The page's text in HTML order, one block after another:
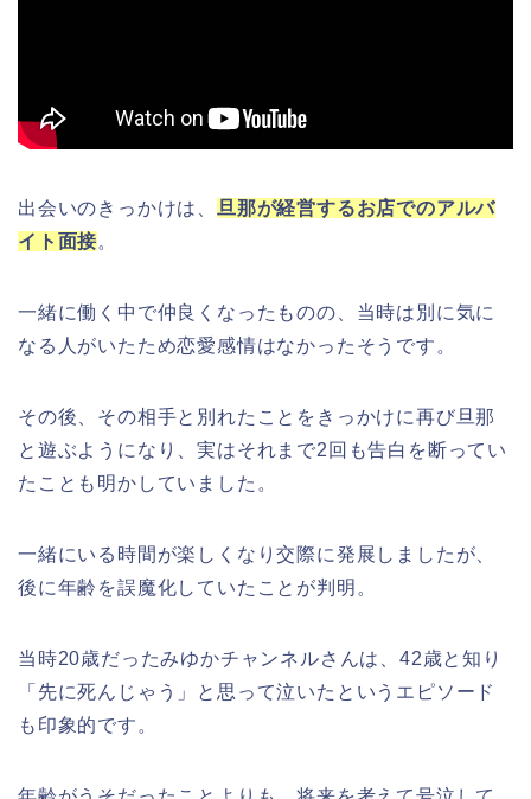
出会いのきっかけは、 旦那が経営するお店でのアルバ
イト面接。
一緒に働く中で仲良くなったものの、当時は別に気に
なる人がいたため恋愛感情はなかったそうです。
その後、その相手と別れたことをきっかけに再び旦那
と遊ぶようになり、実はそれまで2回も告白を断ってい
たことも明かしていました。
一緒にいる時間が楽しくなり交際に発展しましたが、
後に年齢を誤魔化していたことが判明。
当時20歳だったみゆかチャンネルさんは、42歳と知り
「先に死んじゃう」と思って泣いたというエピソード
も印象的です。